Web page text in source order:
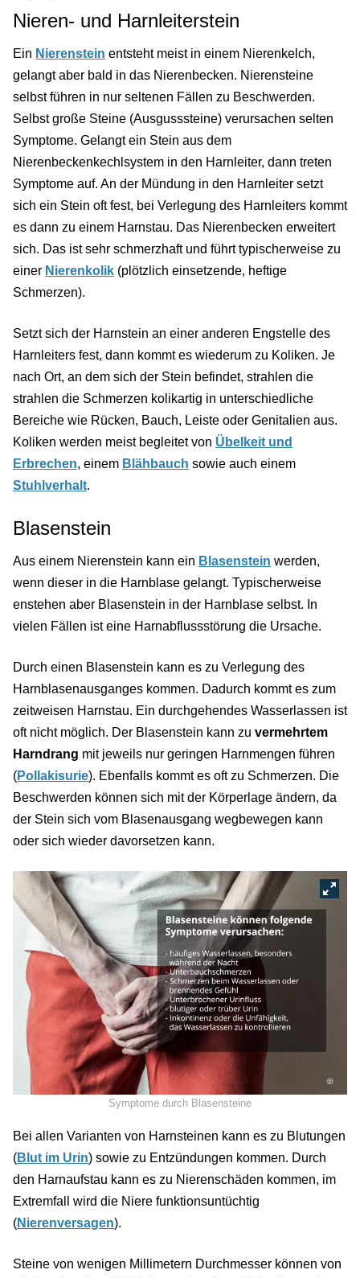
Nieren- und Harnleiterstein
Ein Nierenstein entsteht meist in einem Nierenkelch,
gelangt aber bald in das Nierenbecken. Nierensteine
selbst führen in nur seltenen Fällen zu Beschwerden.
Selbst große Steine (Ausgusssteine) verursachen selten
Symptome. Gelangt ein Stein aus dem
Nierenbeckenkechlsystem in den Harnleiter, dann treten
Symptome auf. An der Mündung in den Harnleiter setzt
sich ein Stein oft fest, bei Verlegung des Harnleiters kommt
es dann zu einem Harnstau. Das Nierenbecken erweitert
sich. Das ist sehr schmerzhaft und führt typischerweise zu
einer Nierenkolik (plötzlich einsetzende, heftige
Schmerzen).
Setzt sich der Harnstein an einer anderen Engstelle des
Harnleiters fest, dann kommt es wiederum zu Koliken. Je
nach Ort, an dem sich der Stein befindet, strahlen die
strahlen die Schmerzen kolikartig in unterschiedliche
Bereiche wie Rücken, Bauch, Leiste oder Genitalien aus.
Koliken werden meist begleitet von Übelkeit und
Erbrechen, einem Blähbauch sowie auch einem
Stuhlverhalt.
Blasenstein
Aus einem Nierenstein kann ein Blasenstein werden,
wenn dieser in die Harnblase gelangt. Typischerweise
enstehen aber Blasenstein in der Harnblase selbst. In
vielen Fällen ist eine Harnabflussstörung die Ursache.
Durch einen Blasenstein kann es zu Verlegung des
Harnblasenausganges kommen. Dadurch kommt es zum
zeitweisen Harnstau. Ein durchgehendes Wasserlassen ist
oft nicht möglich. Der Blasenstein kann zu vermehrtem
Harndrang mit jeweils nur geringen Harnmengen führen
(Pollakisurie). Ebenfalls kommt es oft zu Schmerzen. Die
Beschwerden können sich mit der Körperlage ändern, da
der Stein sich vom Blasenausgang wegbewegen kann
oder sich wieder davorsetzen kann.
©
Symptome durch Blasensteine
Bei allen Varianten von Harnsteinen kann es zu Blutungen
(Blut im Urin) sowie zu Entzündungen kommen. Durch
den Harnaufstau kann es zu Nierenschäden kommen, im
Extremfall wird die Niere funktionsuntüchtig
(Nierenversagen).
Steine von wenigen Millimetern Durchmesser können von